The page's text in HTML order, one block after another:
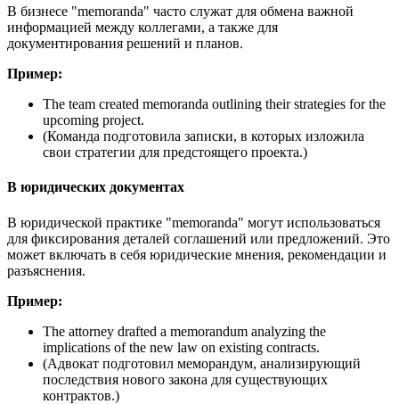
В бизнесе "memoranda" часто служат для обмена важной
информацией между коллегами, а также для
документирования решений и планов.
Пример:
The team created memoranda outlining their strategies for the
upcoming project.
(Команда подготовила записки, в которых изложила
свои стратегии для предстоящего проекта.)
В юридических документах
В юридической практике "memoranda" могут использоваться
для фиксирования деталей соглашений или предложений. Это
может включать в себя юридические мнения, рекомендации и
разъяснения.
Пример:
The attorney drafted a memorandum analyzing the
implications of the new law on existing contracts.
(Адвокат подготовил меморандум, анализирующий
последствия нового закона для существующих
контрактов.)